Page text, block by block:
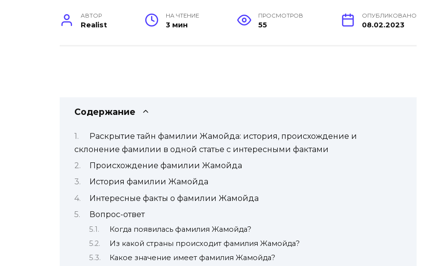
АВТОР
Realist
НА ЧТЕНИЕ
3 мин
ПРОСМОТРОВ
55
ОПУБЛИКОВАНО
08.02.2023
Содержание
Раскрытие тайн фамилии Жамойда: история, происхождение и
склонение фамилии в одной статье с интересными фактами
Происхождение фамилии Жамойда
История фамилии Жамойда
Интересные факты о фамилии Жамойда
Вопрос-ответ
Когда появилась фамилия Жамойда?
Из какой страны происходит фамилия Жамойда?
Какое значение имеет фамилия Жамойда?